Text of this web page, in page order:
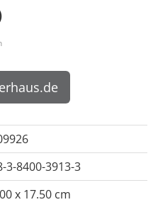
3-8400-3913-3
x 17.50 cm